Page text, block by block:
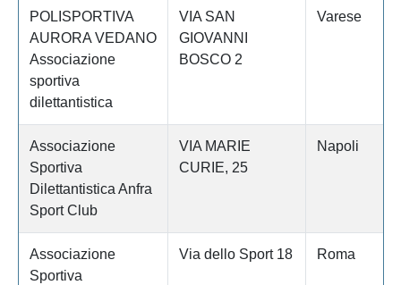
POLISPORTIVA
AURORA VEDANO
Associazione
sportiva
dilettantistica
VIA SAN
GIOVANNI
BOSCO 2
Varese
Associazione
Sportiva
Dilettantistica Anfra
Sport Club
VIA MARIE
CURIE, 25
Napoli
Associazione
Sportiva
Via dello Sport 18 Roma